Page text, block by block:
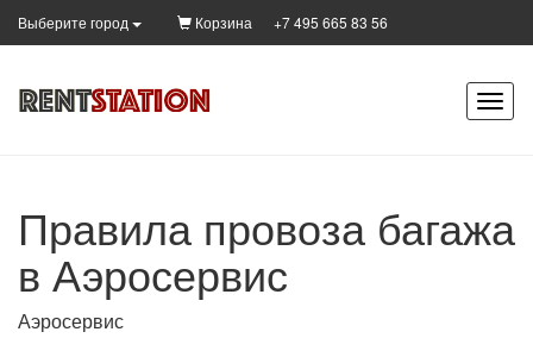
Выберите город Корзина +7 495 665 83 56
Правила провоза багажа
в Аэросервис
Аэросервис